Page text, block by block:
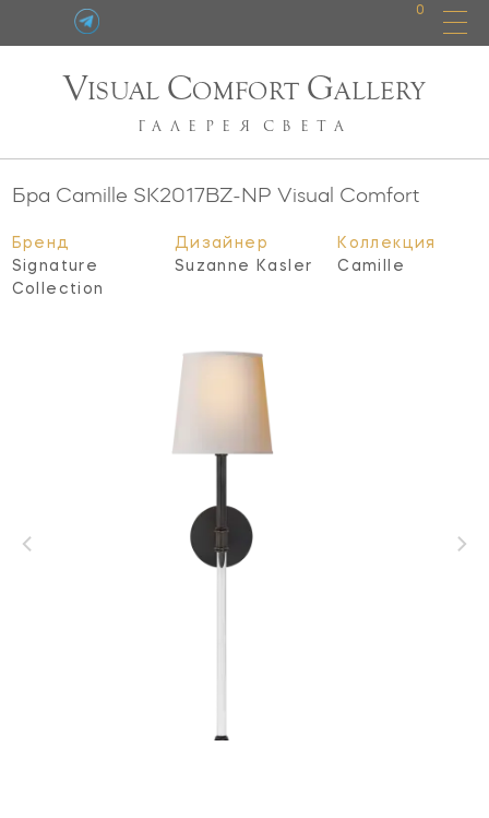
0
VISUAL COMFORT GALLERY
ГАЛЕРЕЯ СВЕТА
Бра Camille SK2017BZ-NP Visual Comfort
Бренд
Signature
Collection
Дизайнер
Suzanne Kasler
Коллекция
Camille